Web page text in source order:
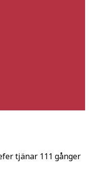
tjänar 111 gånger